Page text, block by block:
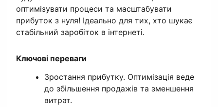
оптимізувати процеси та масштабувати
прибуток з нуля! Ідеально для тих, хто шукає
стабільний заробіток в інтернеті.
Ключові переваги
Зростання прибутку. Оптимізація веде
до збільшення продажів та зменшення
витрат.